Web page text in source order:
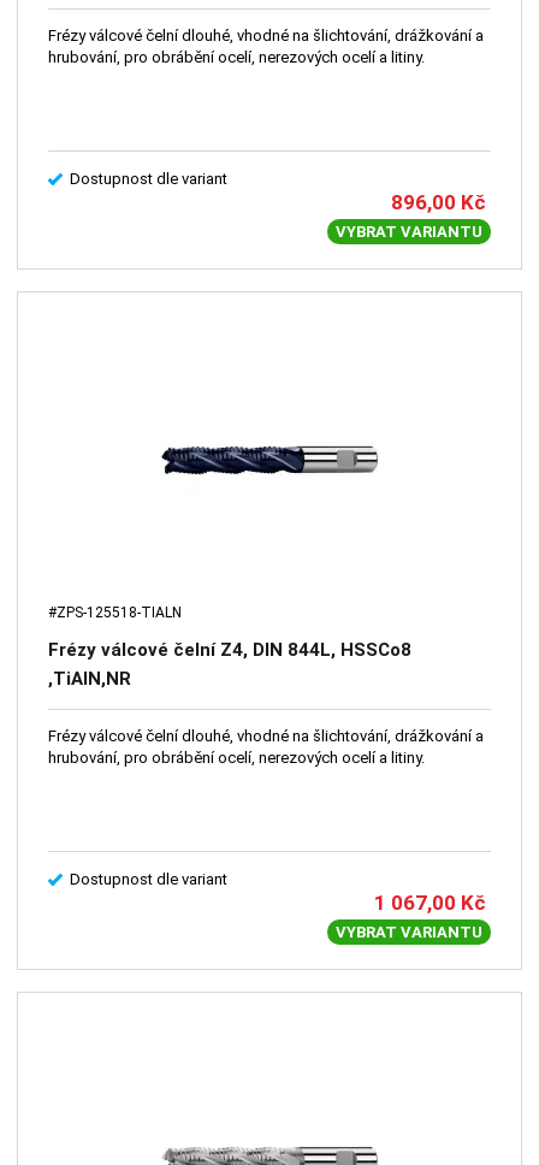
Frézy válcové čelní dlouhé, vhodné na šlichtování, drážkování a
hrubování, pro obrábění ocelí, nerezových ocelí a litiny.
Dostupnost dle variant
896,00 Kč
VYBRAT VARIANTU
#ZPS-125518-TIALN
Frézy válcové čelní Z4, DIN 844L, HSSCo8
,TiAlN,NR
Frézy válcové čelní dlouhé, vhodné na šlichtování, drážkování a
hrubování, pro obrábění ocelí, nerezových ocelí a litiny.
Dostupnost dle variant
1 067,00 Kč
VYBRAT VARIANTU